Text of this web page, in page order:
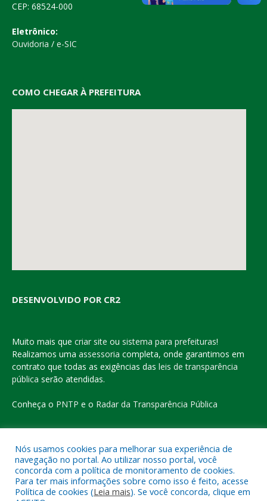
CEP: 68524-000
Eletrônico:
Ouvidoria / e-SIC
COMO CHEGAR À PREFEITURA
DESENVOLVIDO POR CR2
Muito mais que criar site ou sistema para prefeituras!
Realizamos uma assessoria completa, onde garantimos em
contrato que todas as exigências das leis de transparência
pública serão atendidas.
Conheça o PNTP e o Radar da Transparência Pública
Todos os direitos reservados a Prefeitura Municipal de Eldorado
do Carajás
Nós usamos cookies para melhorar sua experiência de
navegação no portal. Ao utilizar nosso portal, você
concorda com a política de monitoramento de cookies.
Para ter mais informações sobre como isso é feito, acesse
Política de cookies (Leia mais). Se você concorda, clique em